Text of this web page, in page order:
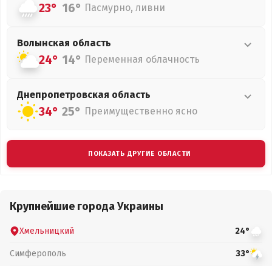
23° 16° Пасмурно, ливни
Волынская область
24° 14° Переменная облачность
Днепропетровская область
34° 25° Преимущественно ясно
ПОКАЗАТЬ ДРУГИЕ ОБЛАСТИ
Крупнейшие города Украины
Хмельницкий 24°
Симферополь 33°